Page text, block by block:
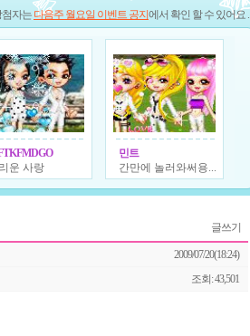
첨자는 다음주 월요일 이벤트 공지 에서 확인 할 수 있어요 .
운 사랑
민트
간만에 놀러와써용...
글쓰기
2009/07/20(18:24)
조회: 43,501